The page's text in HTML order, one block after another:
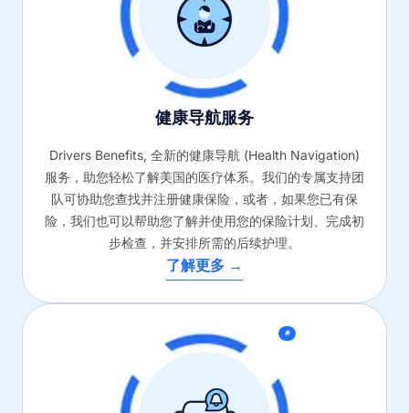
健康导航服务
Drivers Benefits, 全新的健康导航 (Health Navigation)
服务，助您轻松了解美国的医疗体系。我们的专属支持团
队可协助您查找并注册健康保险，或者，如果您已有保
险，我们也可以帮助您了解并使用您的保险计划、完成初
步检查，并安排所需的后续护理。
了解更多 →
新